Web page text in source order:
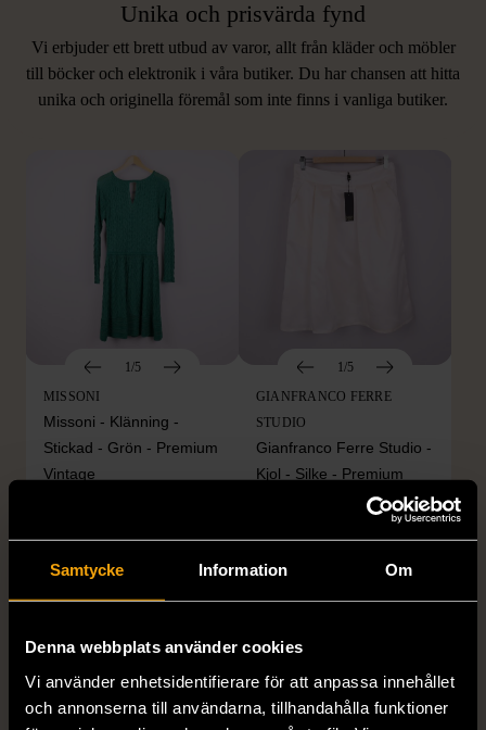
Samtycke Information Om
Denna webbplats använder cookies
Vi använder enhetsidentifierare för att anpassa innehållet
och annonserna till användarna, tillhandahålla funktioner
Unika och prisvärda fynd
Vi erbjuder ett brett utbud av varor, allt från kläder och möbler
till böcker och elektronik i våra butiker. Du har chansen att hitta
unika och originella föremål som inte finns i vanliga butiker.
LIKNANDE PRODUKTER
Hitta produkter som påminner om denna
1/5
MISSONI
Missoni - Klänning -
Stickad - Grön - Premium
Vintage
1/5
GIANFRANCO FERRE
STUDIO
Gianfranco Ferre Studio -
Kjol - Silke - Premium
999 kr